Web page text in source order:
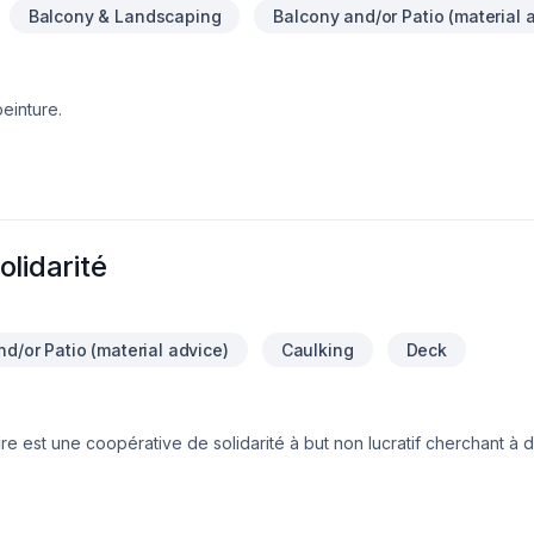
Balcony & Landscaping Balcony and/or Patio (material
or Patio (material advice) Caulking Deck
est une coopérative de solidarité à but non lucratif cherchant à
nous spécialisons dans le travail du bois et des toitures de